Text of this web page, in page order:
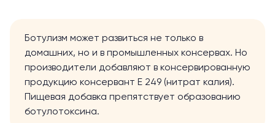
Ботулизм может развиться не только в
домашних, но и в промышленных консервах. Но
производители добавляют в консервированную
продукцию консервант E 249 (нитрат калия).
Пищевая добавка препятствует образованию
ботулотоксина.